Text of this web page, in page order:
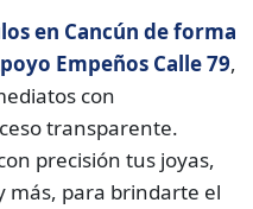
en Cancún de forma
Empeños Calle 79,
con
transparente.
precisión tus joyas,
más, para brindarte el